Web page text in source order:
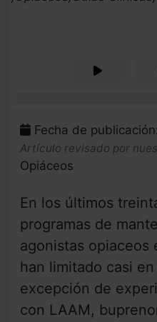
Fecha de
Artículo revisado por
Opiáceos
En los últimos
programas de
agonistas opiaceos
han limitado casi
excepción de
con LAAM,